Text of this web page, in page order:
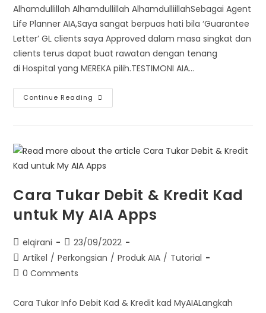
Alhamdullillah Alhamdullillah AlhamdulliillahSebagai Agent
Life Planner AIA,Saya sangat berpuas hati bila ‘Guarantee
Letter’ GL clients saya Approved dalam masa singkat dan
clients terus dapat buat rawatan dengan tenang
di Hospital yang MEREKA pilih.TESTIMONI AIA…
Continue Reading
Cara Tukar Debit & Kredit Kad
untuk My AIA Apps
elqirani
23/09/2022
Artikel / Perkongsian / Produk AIA / Tutorial
0 Comments
Cara Tukar Info Debit Kad & Kredit kad MyAIALangkah